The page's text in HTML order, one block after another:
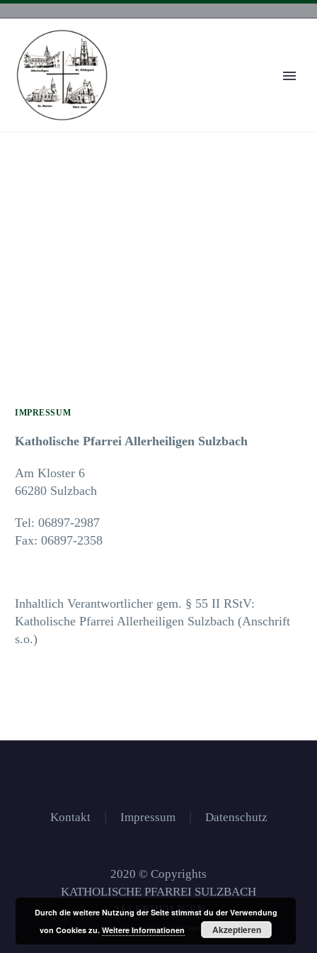
IMPRESSUM
Katholische Pfarrei Allerheiligen Sulzbach
Am Kloster 6
66280 Sulzbach
Tel: 06897-2987
Fax: 06897-2358
Inhaltlich Verantwortlicher gem. § 55 II RStV:
Katholische Pfarrei Allerheiligen Sulzbach (Anschrift
s.o.)
Kontakt Impressum Datenschutz
2020 © Copyrights
KATHOLISCHE PFARREI SULZBACH
ALLERHEILIGEN
Webdesign by Winges EDV Services
Durch die weitere Nutzung der Seite stimmst du der Verwendung
von Cookies zu.Weitere Informationen Akzeptieren